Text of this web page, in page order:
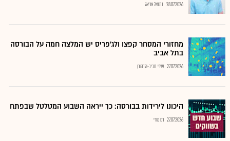
28.07.2026 נתנאל אריאל
מחזורי המסחר קפצו ולג'פריס יש המלצה חמה על הבורסה
בתל אביב
27.07.2026 שירי חביב-ולדהורן
היכונו לירידות בבורסה: כך ייראה השבוע המטלטל שבפתח
27.07.2026 רם מורי